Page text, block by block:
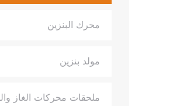
محرك البنزين
مولد بنزين
ملحقات محركات الغاز